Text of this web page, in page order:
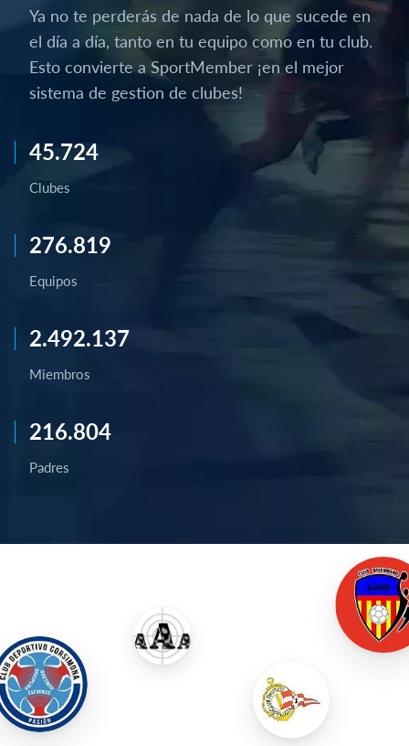
Ya no te perderás de nada de lo que sucede en
el día a día, tanto en tu equipo como en tu club.
Esto convierte a SportMember ¡en el mejor
sistema de gestion de clubes!
45.724
Clubes
276.819
Equipos
2.492.137
Miembros
216.804
Padres